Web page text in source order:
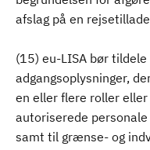
afslag på en
(15) eu-LISA bør
adgangsoplysninger,
en eller flere roller
autoriserede
samt til grænse- og